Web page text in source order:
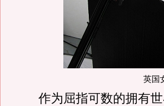
英国
作为屈指可数的拥有